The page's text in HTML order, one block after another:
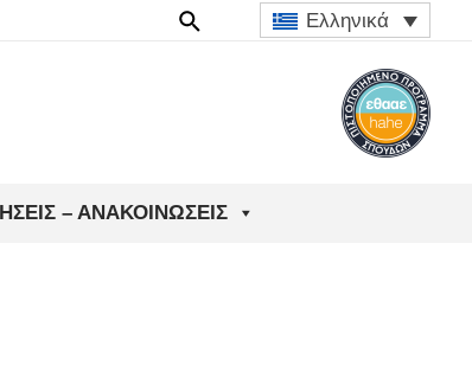
Ελληνικά
– ΑΝΑΚΟΙΝΏΣΕΙΣ